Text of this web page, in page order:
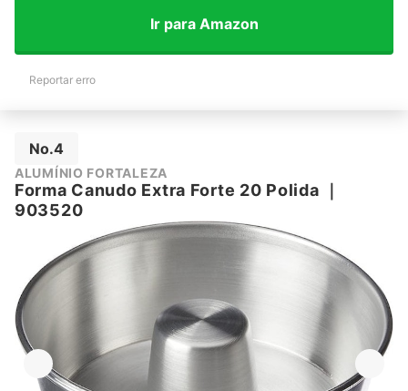
Ir para Amazon
Reportar erro
No.4
ALUMÍNIO FORTALEZA
Forma Canudo Extra Forte 20 Polida
903520